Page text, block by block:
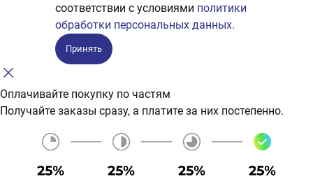
соответствии с условиями политики
обработки персональных данных.
Принять
Оплачивайте покупку по частям
Получайте заказы сразу, а платите за них постепенно.